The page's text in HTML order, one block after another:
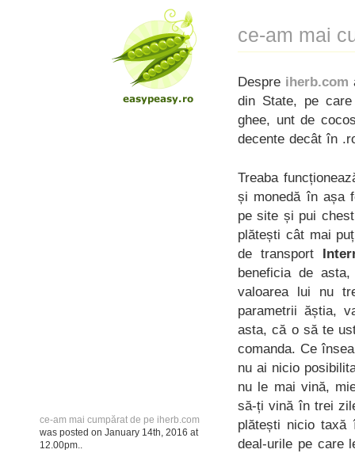
ce-am mai cumpărat de pe iherb.com
was posted on January 14th, 2016 at
12.00pm
ce-am mai
Despre iherb.com
din State, pe
ghee, unt de
decente decât în
Treaba
și monedă în așa
pe site și pui
plătești cât mai
de transport
beneficia de
valoarea lui nu
parametrii ăștia,
asta, că o să te
comanda. Ce
nu ai nicio
nu le mai vină,
să-ți vină în trei
plătești nicio
deal-urile pe care